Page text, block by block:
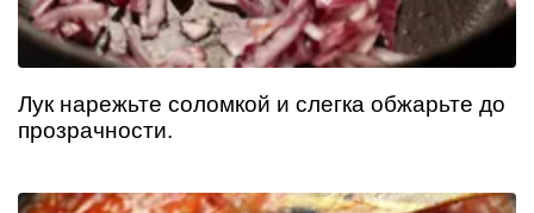
Лук нарежьте соломкой и слегка обжарьте до
прозрачности.